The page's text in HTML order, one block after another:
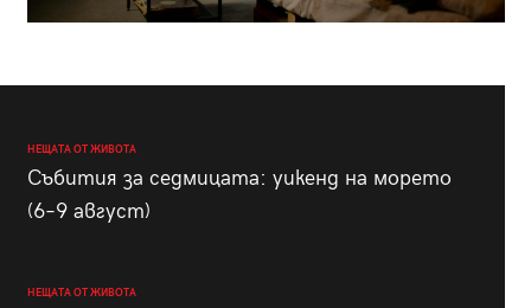
НЕЩАТА ОТ ЖИВОТА
Събития за седмицата: уикенд на морето
(6–9 август)
НЕЩАТА ОТ ЖИВОТА